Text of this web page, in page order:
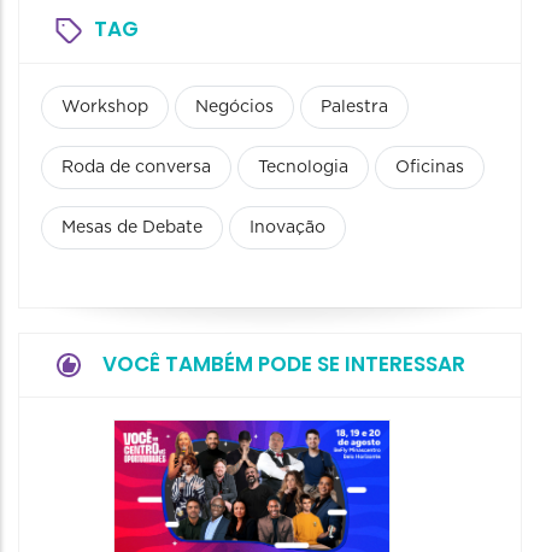
TAG
Workshop Negócios Palestra
Roda de conversa Tecnologia Oficinas
Mesas de Debate Inovação
VOCÊ TAMBÉM PODE SE INTERESSAR